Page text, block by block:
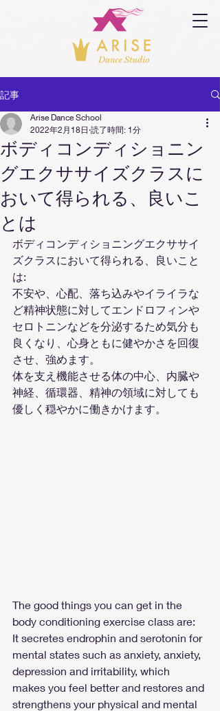
記事
ボディコンディショニン
グエクササイズクラスに
おいて得られる、良いこ
とは
Arise Dance School
2022年2月18日 読了時間: 1分
ボディコンディショニングエクササイ
ズクラスにおいて得られる、良いこと
は:
不安や、心配、落ち込みやイライラな
ど精神状態に対してエンドロフィンや
セロトニンなどを分泌するため気分も
良くなり、心身ともに健やかさを回復
させ、強めます。
体を支え機能させる体の中心、内臓や
神経、循環器、精神の領域に対しても
優しく穏やかに働きかけます。
The good things you can get in the
body conditioning exercise class are:
It secretes endrophin and serotonin for
mental states such as anxiety, anxiety,
depression and irritability, which
makes you feel better and restores and
strengthens your physical and mental